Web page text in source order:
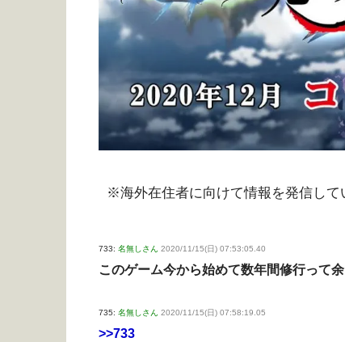
※海外在住者に向けて情報を発信して
733: 名無しさん 2020/11/15(日) 07:53:05.40
このゲーム今から始めて数年間修行って
735: 名無しさん 2020/11/15(日) 07:58:19.05
>>733